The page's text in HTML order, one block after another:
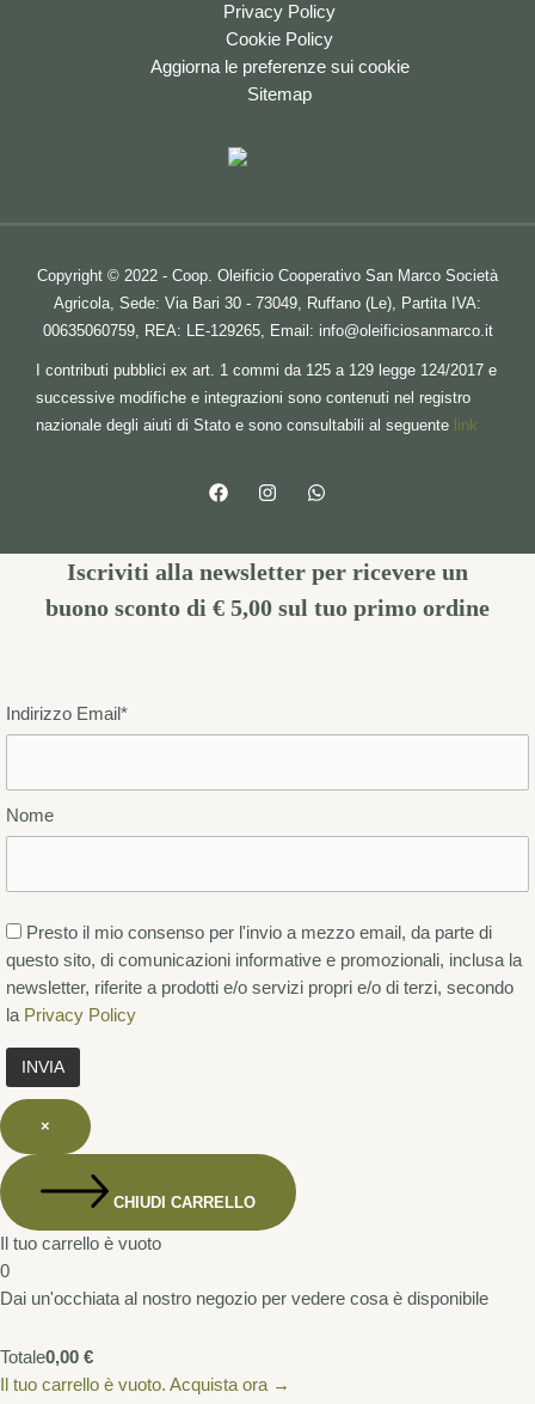
Privacy Policy
Cookie Policy
Aggiorna le preferenze sui cookie
Sitemap
Copyright © 2022 - Coop. Oleificio Cooperativo San Marco Società
Agricola, Sede: Via Bari 30 - 73049, Ruffano (Le), Partita IVA:
00635060759, REA: LE-129265, Email: info@oleificiosanmarco.it
I contributi pubblici ex art. 1 commi da 125 a 129 legge 124/2017 e
successive modifiche e integrazioni sono contenuti nel registro
nazionale degli aiuti di Stato e sono consultabili al seguente link
Iscriviti alla newsletter per ricevere un
buono sconto di € 5,00 sul tuo primo ordine
Indirizzo Email*
Nome
Presto il mio consenso per l'invio a mezzo email, da parte di
questo sito, di comunicazioni informative e promozionali, inclusa la
newsletter, riferite a prodotti e/o servizi propri e/o di terzi, secondo
la Privacy Policy
×
CHIUDI CARRELLO
Il tuo carrello è vuoto
0
Dai un'occhiata al nostro negozio per vedere cosa è disponibile
Totale0,00 €
Il tuo carrello è vuoto. Acquista ora →